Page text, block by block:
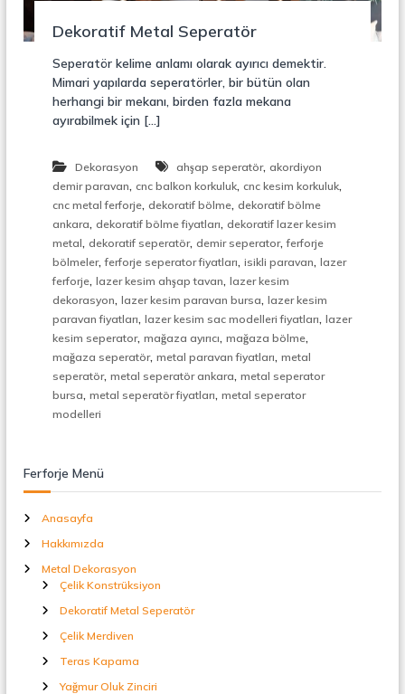
n
k
i
y
o
e
l
i
k
e
r
d
v
,
M
e
p
Dekoratif Metal Seperatör
Seperatör kelime anlamı olarak ayırıcı demektir.
Mimari yapılarda seperatörler, bir bütün olan
herhangi bir mekanı, birden fazla mekana
ayırabilmek için […]
Dekorasyon ahşap seperatör, akordiyon
demir paravan, cnc balkon korkuluk, cnc kesim korkuluk,
cnc metal ferforje, dekoratif bölme, dekoratif bölme
ankara, dekoratif bölme fiyatları, dekoratif lazer kesim
metal, dekoratif seperatör, demir seperator,ferforje
bölmeler,ferforje seperator fiyatları, isikli paravan, lazer
ferforje, lazer kesim ahşap tavan, lazer kesim
dekorasyon, lazer kesim paravan bursa, lazer kesim
paravan fiyatları, lazer kesim sac modelleri fiyatları, lazer
kesim seperator, mağaza ayırıcı, mağaza bölme,
mağaza seperatör, metal paravan fiyatları, metal
seperatör, metal seperatör ankara, metal seperator
bursa, metal seperatör fiyatları, metal seperator
modelleri
Ferforje Menü
Anasayfa
Hakkımızda
Metal Dekorasyon
Çelik Konstrüksiyon
Dekoratif Metal Seperatör
Çelik Merdiven
Teras Kapama
Yağmur Oluk Zinciri